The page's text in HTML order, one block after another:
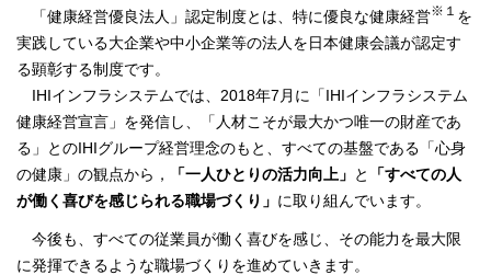
「健康経営優良法人」認定制度とは、特に優良な健康経営※１ を
実践している大企業や中小企業等の法人を日本健康会議が認定す
る顕彰する制度です。
IHIインフラシステムでは、2018年7月に「IHIインフラシステム
健康経営宣言」を発信し、「人材こそが最大かつ唯一の財産であ
る」とのIHIグループ経営理念のもと、すべての基盤である「心身
の健康」の観点から，
「一人ひとりの活力向上」 と
「すべての人
が働く喜びを感じられる職場づくり」 に取り組んでいます。
今後も、すべての従業員が働く喜びを感じ、その能力を最大限
に発揮できるような職場づくりを進めていきます。